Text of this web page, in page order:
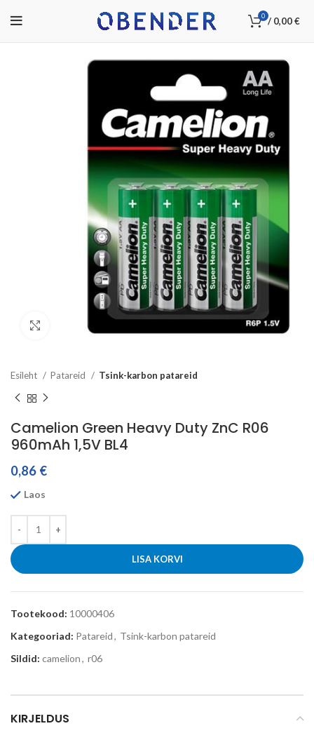
0 / 0,00€
Click to enlarge
Esileht Patareid Tsink-karbon patareid
Camelion Green Heavy Duty ZnC R06
960mAh 1,5V BL4
0,86 €
Laos
LISA KORVI
Tootekood: 10000406
Kategooriad: Patareid, Tsink-karbon patareid
Sildid: camelion, r06
KIRJELDUS